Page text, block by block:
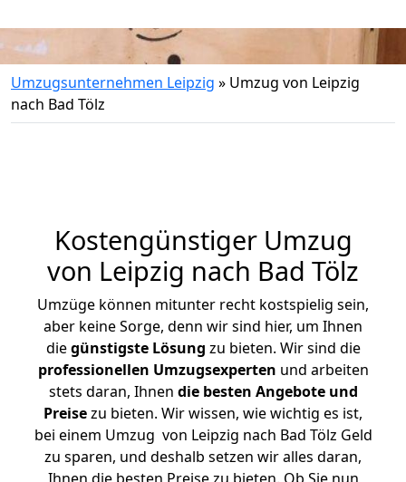
Umzugsunternehmen Leipzig » Umzug von Leipzig
nach Bad Tölz
Kostengünstiger Umzug
von Leipzig nach Bad Tölz
Umzüge können mitunter recht kostspielig sein,
aber keine Sorge, denn wir sind hier, um Ihnen
diegünstigste Lösung zu bieten. Wir sind die
professionellen Umzugsexperten und arbeiten
stets daran, Ihnen die besten Angebote und
Preisezu bieten. Wir wissen, wie wichtig es ist,
bei einem Umzug von Leipzig nach Bad Tölz Geld
zu sparen, und deshalb setzen wir alles daran,